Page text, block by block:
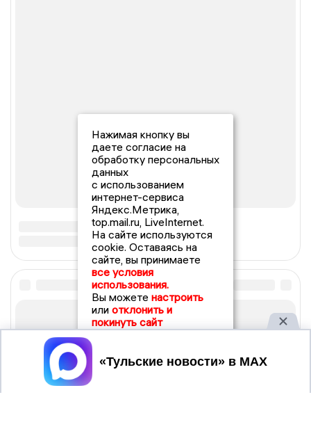
Нажимая кнопку вы
даете согласие на
обработку персональных
данных
с использованием
интернет-сервиса
Яндекс.Метрика,
top.mail.ru, LiveInternet.
На сайте используются
cookie. Оставаясь на
сайте, вы принимаете
все условия
использования.
Вы можете настроить
или отклонить и
покинуть сайт
Принять